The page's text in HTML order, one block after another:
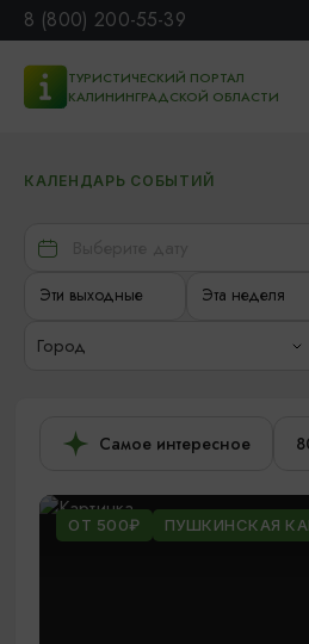
8 (800) 200-55-39
ТУРИСТИЧЕСКИЙ ПОРТАЛ
КАЛИНИНГРАДСКОЙ ОБЛАСТИ
КАЛЕНДАРЬ СОБЫТИЙ
Эти выходные Эта неделя
Город
Самое интересное
ОТ 500₽ ПУШКИНСКАЯ